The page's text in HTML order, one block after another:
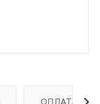
ОПЛАТА